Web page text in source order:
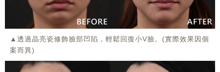
▲透過晶亮瓷修飾臉部凹陷，輕鬆回復小V臉。(實際效果因個
案而異)